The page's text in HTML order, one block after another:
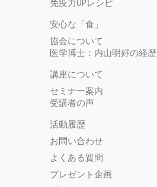
免疫力UPレシピ
安心な「食」
協会について
医学博士：内山明好の経歴
講座について
セミナー案内
受講者の声
活動履歴
お問い合わせ
よくある質問
プレゼント企画